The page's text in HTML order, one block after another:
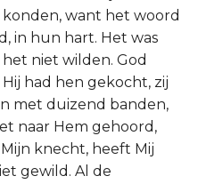
want het woord
in hun hart. Het was
niet wilden. God
had hen gekocht, zij
met duizend banden,
naar Hem gehoord,
knecht, heeft Mij
gewild. Al de